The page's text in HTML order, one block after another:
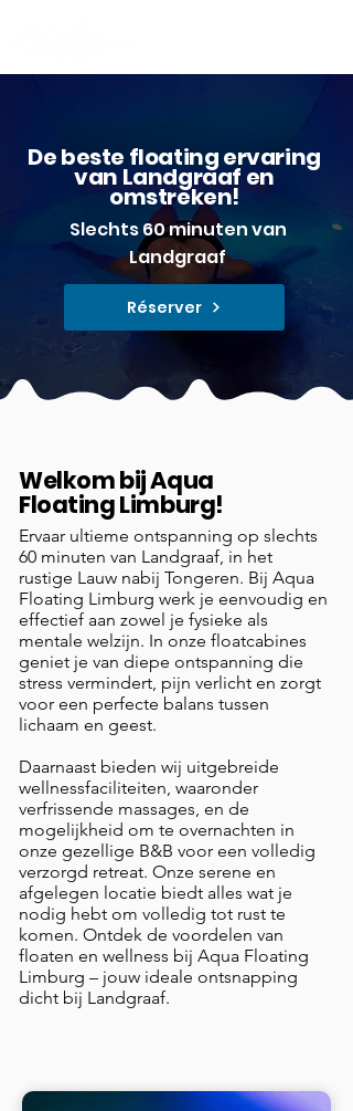
De beste floating ervaring
van Landgraaf en
omstreken!
​Slechts 60 minuten van
Landgraaf
Réserver
Welkom bijAqua
Floating Limburg!
Ervaar ultieme ontspanning op slechts
60 minuten van Landgraaf, in het
rustige Lauw nabij Tongeren. Bij Aqua
Floating Limburg werk je eenvoudig en
effectief aan zowel je fysieke als
mentale welzijn. In onze floatcabines
geniet je van diepe ontspanning die
stress vermindert, pijn verlicht en zorgt
voor een perfecte balans tussen
lichaam en geest.
Daarnaast bieden wij uitgebreide
wellnessfaciliteiten, waaronder
verfrissende massages, en de
mogelijkheid om te overnachten in
onze gezellige B&B voor een volledig
verzorgd retreat. Onze serene en
afgelegen locatie biedt alles wat je
nodig hebt om volledig tot rust te
komen. Ontdek de voordelen van
floaten en wellness bij Aqua Floating
Limburg – jouw ideale ontsnapping
dicht bij Landgraaf.